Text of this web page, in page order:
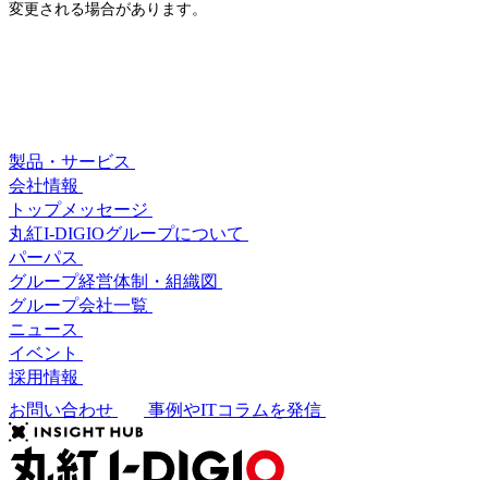
変更される場合があります。
製品・サービス
会社情報
トップメッセージ
丸紅I-DIGIOグループについて
パーパス
グループ経営体制・組織図
グループ会社一覧
ニュース
イベント
採用情報
お問い合わせ
事例やITコラムを発信